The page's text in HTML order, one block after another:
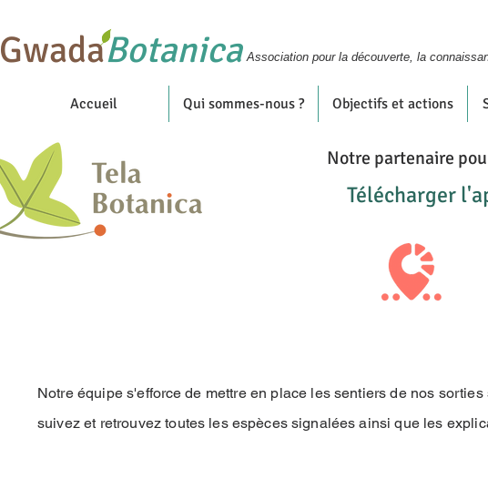
Association pour la découverte, la
GwadaBotanica
Accueil Qui sommes-nous ? Objectifs et actions
Notre partenaire
Télécharger
Notre équipe s'efforce de mettre en place les sentiers de nos
suivez et retrouvez toutes les espècessignalées ainsi que les